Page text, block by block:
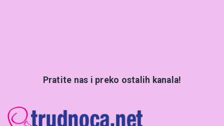
Pratite nas i preko ostalih kanala!